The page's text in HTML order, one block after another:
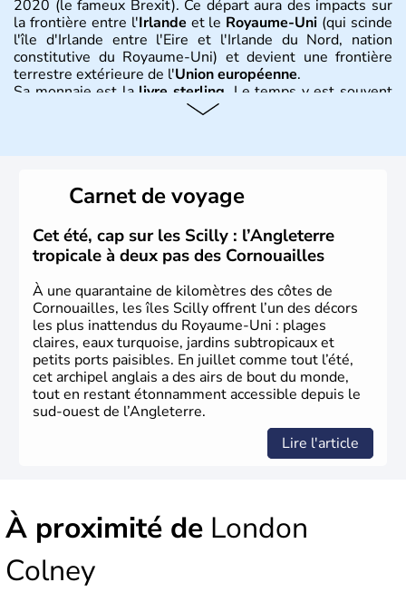
2020 (le fameux Brexit). Ce départ aura des impacts sur
la frontière entre l'Irlande et le Royaume-Uni (qui scinde
l'île d'Irlande entre l'Eire et l'Irlande du Nord, nation
constitutive du Royaume-Uni) et devient une frontière
terrestre extérieure de l'Union européenne.
Sa monnaie est lalivre sterling . Le temps y est souvent
instable avec de nombreuses précipitations : il s’agit d’un
Histoire et administration
L'Angleterre est l’une des quatre nations constitutives du
Royaume-Uni. Elle est peuplée de plus de 50 millions
d’habitants, les Anglais, et constitue à elle seule, près de
84% de la population de l’ensemble. Le pays s’est créé au
Xème siècle et tient son nom desAngles
germanique installé sur ces terres. Première démocratie
parlementaire au monde, elle doit son développement à
l’essor industriel du XIXème siècle.
Carnet de voyage
Cet été, cap sur les Scilly : l’Angleterre
tropicale à deux pas des Cornouailles
À une quarantaine de kilomètres des côtes de
Cornouailles, les îles Scilly offrent l’un des décors
les plus inattendus du Royaume-Uni : plages
claires, eaux turquoise, jardins subtropicaux et
petits ports paisibles. En juillet comme tout l’été,
cet archipel anglais a des airs de bout du monde,
tout en restant étonnamment accessible depuis le
sud-ouest de l’Angleterre.
Lire l'article
À proximité de London
Colney